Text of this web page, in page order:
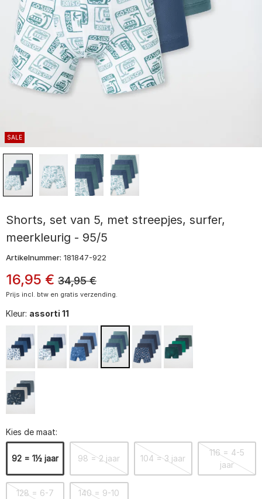
SALE
Shorts, set van 5, met streepjes, surfer,
meerkleurig - 95/5
Artikelnummer: 181847-922
16,95 € 34,95 €
Prijs incl. btw en gratis verzending.
Kleur: assorti 11
Kies de maat:
92 = 1½ jaar 98 = 2 jaar 104 = 3 jaar
116 = 4-5
jaar
128 = 6-7
140 = 9-10